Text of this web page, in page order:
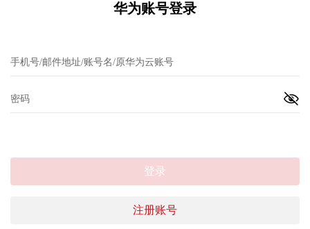
华为账号登录
注册账号
登录